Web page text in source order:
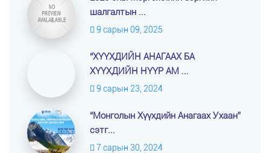
шалгалтын ...
9 сарын 09, 2025
“ХҮҮХДИЙН АНАГААХ БА
ХҮҮХДИЙН НҮҮР АМ ...
9 сарын 23, 2024
“Монголын Хүүхдийн Анагаах Ухаан”
сэтг...
7 сарын 30, 2024